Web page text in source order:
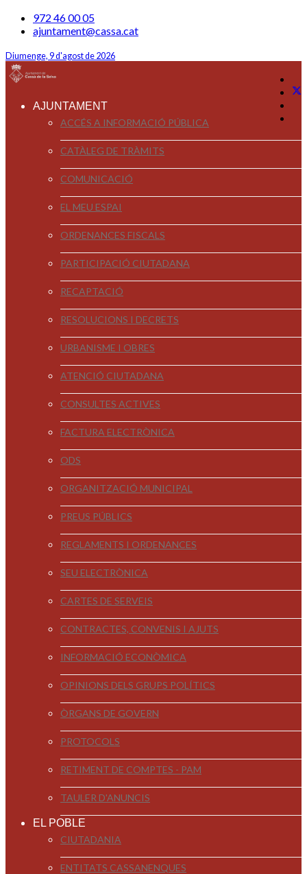
972 46 00 05
ajuntament@cassa.cat
Diumenge, 9 d'agost de 2026
AJUNTAMENT
ACCÉS A INFORMACIÓ PÚBLICA
CATÀLEG DE TRÀMITS
COMUNICACIÓ
EL MEU ESPAI
ORDENANCES FISCALS
PARTICIPACIÓ CIUTADANA
RECAPTACIÓ
RESOLUCIONS I DECRETS
URBANISME I OBRES
ATENCIÓ CIUTADANA
CONSULTES ACTIVES
FACTURA ELECTRÒNICA
ODS
ORGANITZACIÓ MUNICIPAL
PREUS PÚBLICS
REGLAMENTS I ORDENANCES
SEU ELECTRÒNICA
CARTES DE SERVEIS
CONTRACTES, CONVENIS I AJUTS
INFORMACIÓ ECONÒMICA
OPINIONS DELS GRUPS POLÍTICS
ÒRGANS DE GOVERN
PROTOCOLS
RETIMENT DE COMPTES - PAM
TAULER D'ANUNCIS
EL POBLE
CIUTADANIA
ENTITATS CASSANENQUES